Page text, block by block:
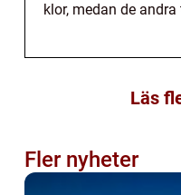
klor, medan de
Läs
Fler nyheter